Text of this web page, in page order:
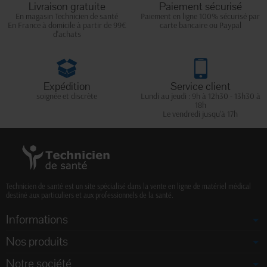
Livraison gratuite
En magasin Technicien de santé
En France à domicile à partir de 99€
d'achats
Paiement sécurisé
Paiement en ligne 100% sécurisé par
carte bancaire ou Paypal
Expédition
soignée et discrète
Service client
Lundi au jeudi : 9h à 12h30 - 13h30 à
18h
Le vendredi jusqu'à 17h
Technicien de santé est un site spécialisé dans la vente en ligne de matériel médical
destiné aux particuliers et aux professionnels de la santé.
Informations
Nos produits
Notre société